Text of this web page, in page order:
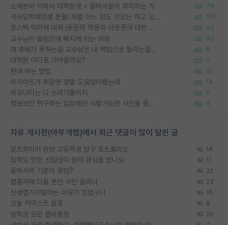
소재분야 석박사 대학원생 + 물박사들이 착각하는 거 76
석사입학예정생 분들! 제발 어느 정도 각오는 하고 오세요. 156
포스텍 억까에 대해 (동문의 학문적 아웃풋에 대한 반박) 50
교수님이 슬럼프에 빠지게 되는 과정 40
왜 후배가 못하는걸 교수님은 내 책임으로 돌리는걸까요? 6
대학원 어디로 가야할까요? 5
편애 하는 방법 16
이사이트가 처음엔 정말 도움많이됐는데 14
커뮤니티는 다 쓰레기통이지 6
정보보안 연구하는 입장에선 식별가능한 사진을 올리는건 비추이긴함 6
자유 게시판(아무개랩)에서 최근 댓글이 많이 달린 글
알츠하이머 관련 고등학생 탐구 포트폴리오 14
입학도 안한 신입생이 원래 관심을 받나요 11
물박사의 기준이 뭐임? 22
랩홈피에 다들 본인 사진 올리냐 23
신생랩가지말라는 이유가 있었구나 16
오늘 카이스트 발표 6
장학금 모은 랩비통장 20